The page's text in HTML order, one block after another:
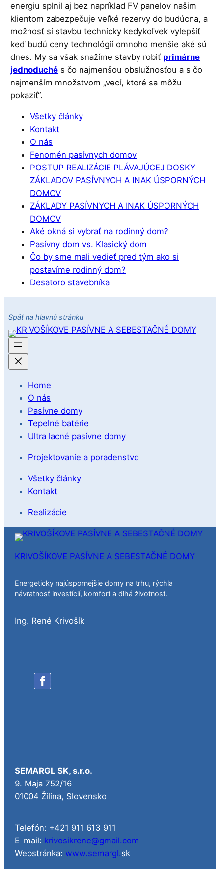
energiu splnil aj bez napríklad FV panelov našim
klientom zabezpečuje veľké rezervy do budúcna, a
možnosť si stavbu technicky kedykoľvek vylepšiť
keď budú ceny technológií omnoho menšie aké sú
dnes. My sa však snažíme stavby robiť primárne
jednoduché s čo najmenšou obslužnosťou a s čo
najmenším množstvom „vecí, ktoré sa môžu
pokaziť“.
Všetky články
Kontakt
O nás
Fenomén pasívnych domov
POSTUP REALIZÁCIE PLÁVAJÚCEJ DOSKY
ZÁKLADOV PASÍVNYCH A INAK ÚSPORNÝCH
DOMOV
ZÁKLADY PASÍVNYCH A INAK ÚSPORNÝCH
DOMOV
Aké okná si vybrať na rodinný dom?
Pasívny dom vs. Klasický dom
Čo by sme mali vedieť pred tým ako si
postavíme rodinný dom?
Desatoro stavebníka
Späť na hlavnú stránku
Home
O nás
Pasívne domy
Tepelné batérie
Ultra lacné pasívne domy
Projektovanie a poradenstvo
Všetky články
Kontakt
Realizácie
KRIVOŠÍKOVE PASÍVNE A SEBESTAČNÉ DOMY
Energeticky najúspornejšie domy na trhu, rýchla
návratnosť investícií, komfort a dlhá životnosť.
Ing. René Krivošík
SEMARGL SK, s.r.o.
9. Maja 752/16
01004 Žilina, Slovensko
Telefón: +421 911 613 911
E-mail: krivosikrene@gmail.com
Webstránka: www.semargl.sk